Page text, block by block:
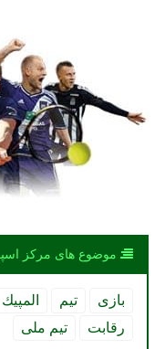
موضوع های مركز
بازی تیم المپیك
رقابت
تیم ملی